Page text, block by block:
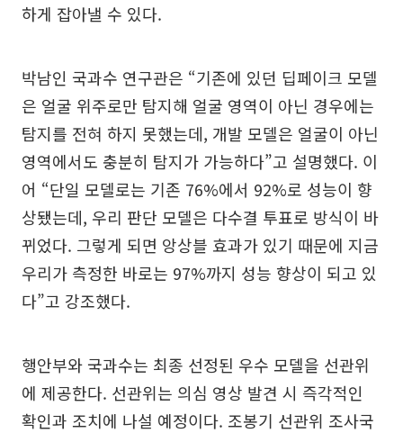
하게 잡아낼 수 있다.
박남인 국과수 연구관은 “기존에 있던 딥페이크 모델
은 얼굴 위주로만 탐지해 얼굴 영역이 아닌 경우에는
탐지를 전혀 하지 못했는데, 개발 모델은 얼굴이 아닌
영역에서도 충분히 탐지가 가능하다”고 설명했다. 이
어 “단일 모델로는 기존 76%에서 92%로 성능이 향
상됐는데, 우리 판단 모델은 다수결 투표로 방식이 바
뀌었다. 그렇게 되면 앙상블 효과가 있기 때문에 지금
우리가 측정한 바로는 97%까지 성능 향상이 되고 있
다”고 강조했다.
행안부와 국과수는 최종 선정된 우수 모델을 선관위
에 제공한다. 선관위는 의심 영상 발견 시 즉각적인
확인과 조치에 나설 예정이다. 조봉기 선관위 조사국